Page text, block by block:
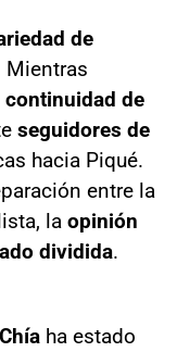
de
Mientras
continuidad de
seguidores de
hacia Piqué.
entre la
la opinión
dividida.
ha estado